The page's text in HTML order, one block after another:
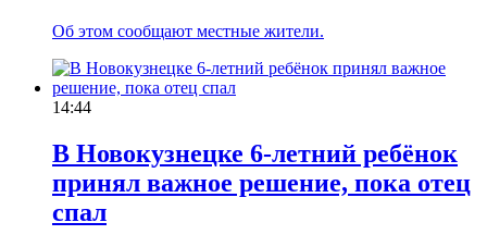
Об этом сообщают местные жители.
14:44
В Новокузнецке 6-летний ребёнок
принял важное решение, пока отец
спал